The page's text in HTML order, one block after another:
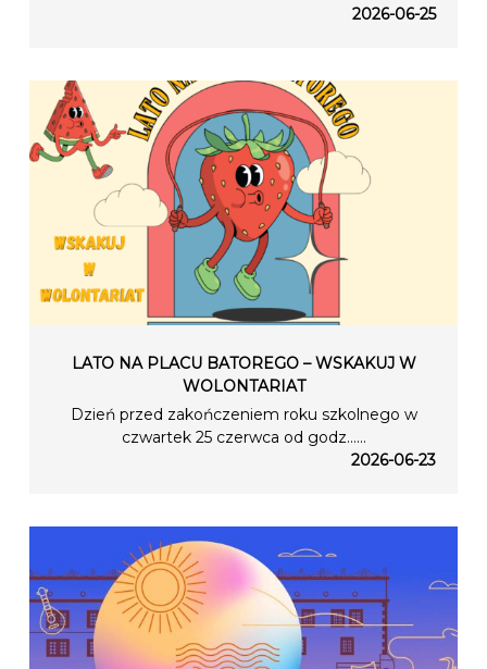
2026-06-25
LATO NA PLACU BATOREGO – WSKAKUJ W
WOLONTARIAT
Dzień przed zakończeniem roku szkolnego w
czwartek 25 czerwca od godz…...
2026-06-23